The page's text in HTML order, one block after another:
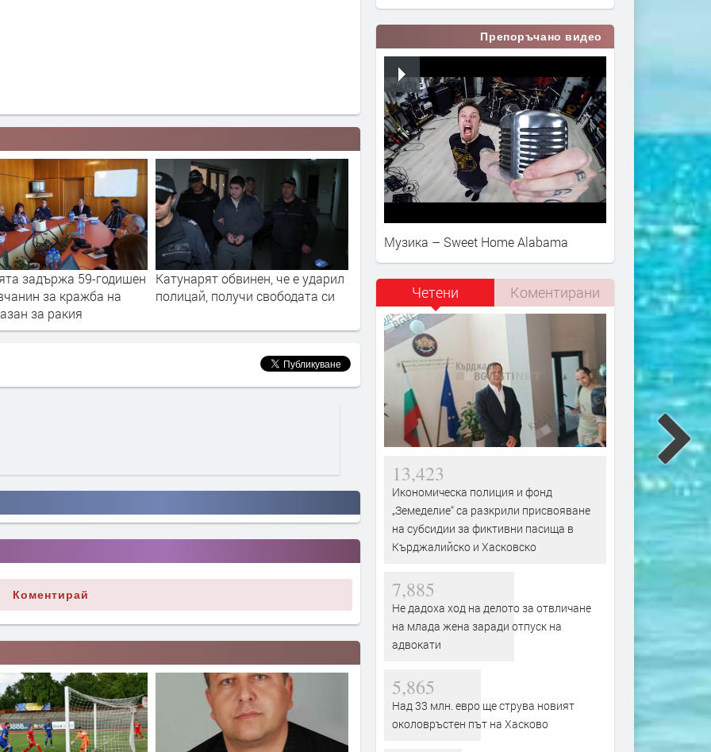
обвинен, че е ударил
получи свободата си
Как се вдъхва живот на старото
оръжие ?
Оставиха в ареста
задържаният с дрога за 300
хил. лева
Полицията задържа 59-
пловдивчанин за кражба
теле и казан за ракия
Коментирай
Препоръчано видео
Музика – Sweet Home Alabama
Четени Коментирани
13,423
Икономическа полиция и фонд
„Земеделие“ са разкрили присвояване
на субсидии за фиктивни пасища в
Кърджалийско и Хасковско
7,885
Не дадоха ход на делото за отвличане
на млада жена заради отпуск на
адвокати
5,865
Над 33 млн. евро ще струва новият
околовръстен път на Хасково